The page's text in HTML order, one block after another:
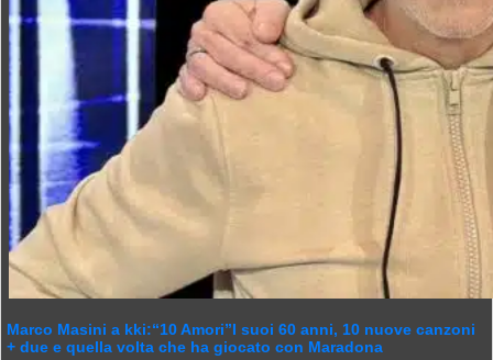
Marco Masini a kki:“10 Amori”I suoi 60 anni, 10 nuove canzoni
+ due e quella volta che ha giocato con Maradona